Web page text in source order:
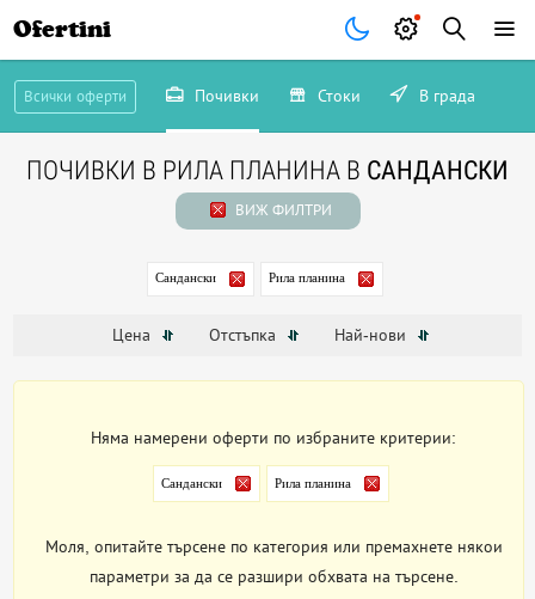
Ofertini
Всички оферти Почивки Стоки В града
ПОЧИВКИ В РИЛА ПЛАНИНА В САНДАНСКИ
ВИЖ ФИЛТРИ
Сандански Рила планина
Цена Отстъпка Най-нови
Няма намерени оферти по избраните критерии:
Сандански Рила планина
Моля, опитайте търсене по категория или премахнете някои
параметри за да се разшири обхвата на търсене.